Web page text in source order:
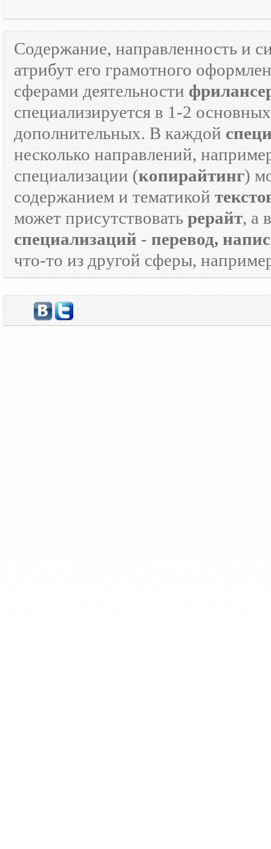
Содержание, направленность и
атрибут его грамотного
сферами деятельности
специализируется в 1-2
дополнительных. В каждой
несколько направлений,
специализации (копирайтинг)
содержанием и тематикой
может присутствовать рерайт, а
специализаций - перевод,
что-то из другой сферы,